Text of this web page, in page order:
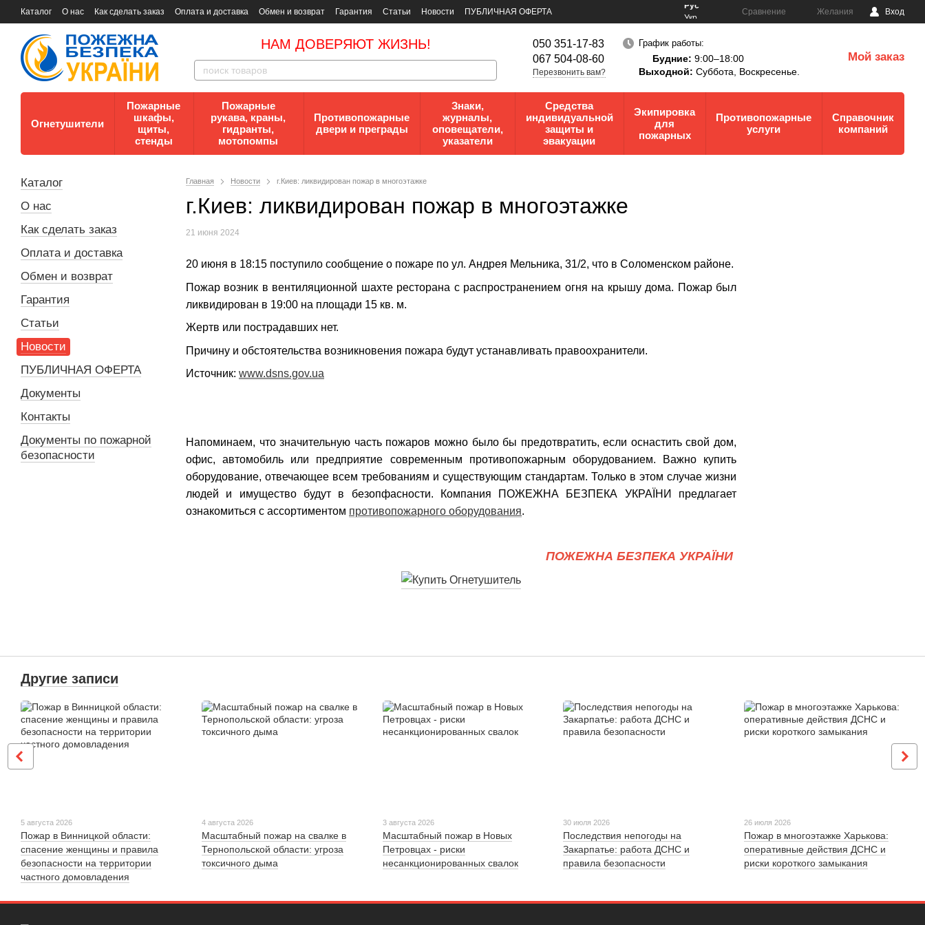
Каталог О нас Как сделать заказ Оплата и доставка Обмен и возврат Гарантия Статьи Новости
ПУБЛИЧНАЯ ОФЕРТА
Документы
Контакты Документы по пожарной безопасности
Рус
Укр
Сравнение Желания Вход
НАМ ДОВЕРЯЮТ ЖИЗНЬ!
050 351-17-83
067 504-08-60
Перезвонить вам?
График работы:
Будние: 9:00–18:00
Выходной: Суббота, Воскресенье.
Мой заказ
Огнетушители
Пожарные
шкафы,
щиты,
стенды
Пожарные
рукава, краны,
гидранты,
мотопомпы
Противопожарные
двери и преграды
Знаки,
журналы,
оповещатели,
указатели
Средства
индивидуальной
защиты и
эвакуации
Экипировка
для
пожарных
Противопожарные
услуги
Справочник
компаний
Главная Новости г.Киев: ликвидирован пожар в многоэтажке
г.Киев: ликвидирован пожар в многоэтажке
21 июня 2024
20 июня в 18:15 поступило сообщение о пожаре по ул. Андрея Мельника, 31/2, что в Соломенском районе.
Пожар возник в вентиляционной шахте ресторана с распространением огня на крышу дома. Пожар был
ликвидирован в 19:00 на площади 15 кв. м.
Жертв или пострадавших нет.
Причину и обстоятельства возникновения пожара будут устанавливать правоохранители.
Источник: www.dsns.gov.ua
Напоминаем, что значительную часть пожаров можно было бы предотвратить, если оснастить cвой дом,
офис, автомобиль или предприятие современным противопожарным оборудованием. Важно купить
оборудование, отвечающее всем требованиям и существующим стандартам. Только в этом случае жизни
людей и имущество будут в безопфасности. Компания ПОЖЕЖНА БЕЗПЕКА УКРАЇНИ предлагает
ознакомиться с ассортиментом противопожарного оборудования.
ПОЖЕЖНА БЕЗПЕКА УКРАЇНИ
Каталог
О нас
Как сделать заказ
Оплата и доставка
Обмен и возврат
Гарантия
Статьи
Новости
ПУБЛИЧНАЯ ОФЕРТА
Документы
Контакты
Документы по пожарной
безопасности
Другие записи
5 августа 2026
Пожар в Винницкой области:
спасение женщины и правила
безопасности на территории
частного домовладения
4 августа 2026
Масштабный пожар на свалке в
Тернопольской области: угроза
токсичного дыма
3 августа 2026
Масштабный пожар в Новых
Петровцах - риски
несанкционированных свалок
30 июля 2026
Последствия непогоды на
Закарпатье: работа ДСНС и
правила безопасности
26 июля 2026
Пожар в многоэтажке Харькова:
оперативные действия ДСНС и
риски короткого замыкания